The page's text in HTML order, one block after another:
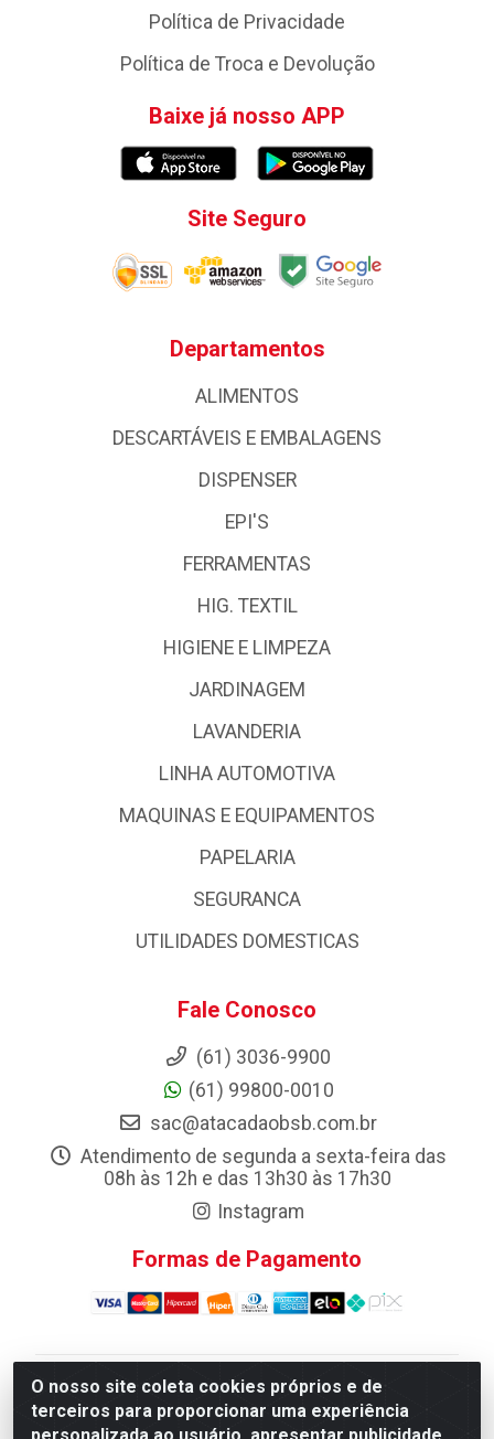
O nosso site coleta cookies próprios e de
terceiros para proporcionar uma experiência
Política de Privacidade
Política de Troca e Devolução
Baixe já nosso APP
Site Seguro
Departamentos
ALIMENTOS
DESCARTÁVEIS E EMBALAGENS
DISPENSER
EPI'S
FERRAMENTAS
HIG. TEXTIL
HIGIENE E LIMPEZA
JARDINAGEM
LAVANDERIA
LINHA AUTOMOTIVA
MAQUINAS E EQUIPAMENTOS
PAPELARIA
SEGURANCA
UTILIDADES DOMESTICAS
Fale Conosco
(61) 3036-9900
(61) 99800-0010
sac@atacadaobsb.com.br
Atendimento de segunda a sexta-feira das
08h às 12h e das 13h30 às 17h30
Instagram
Formas de Pagamento
Atacadao da Limpeza F. Pereira Queiroz Comercio e
Distribuicao LTDA - Quadra Qi 10 Lotes 39 e, 41 - Setor
Industrial (Taguatinga), Brasília/DF - CEP 72.135-100 -